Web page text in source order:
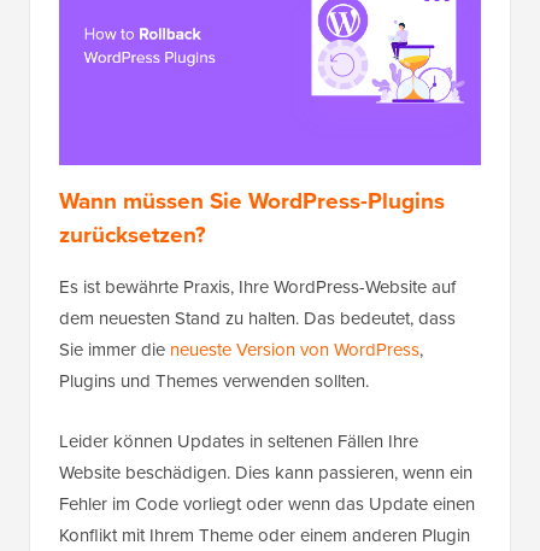
Wann müssen Sie WordPress-Plugins
zurücksetzen?
Es ist bewährte Praxis, Ihre WordPress-Website auf
dem neuesten Stand zu halten. Das bedeutet, dass
Sie immer die neueste Version von WordPress,
Plugins und Themes verwenden sollten.
Leider können Updates in seltenen Fällen Ihre
Website beschädigen. Dies kann passieren, wenn ein
Fehler im Code vorliegt oder wenn das Update einen
Konflikt mit Ihrem Theme oder einem anderen Plugin